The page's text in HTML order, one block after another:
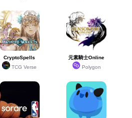
CryptoSpells
TCG Verse
元素騎士Online
Polygon